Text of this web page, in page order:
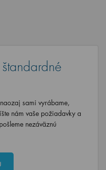
sami vyrábame,
nám vaše požiadavky a
nezáväznú